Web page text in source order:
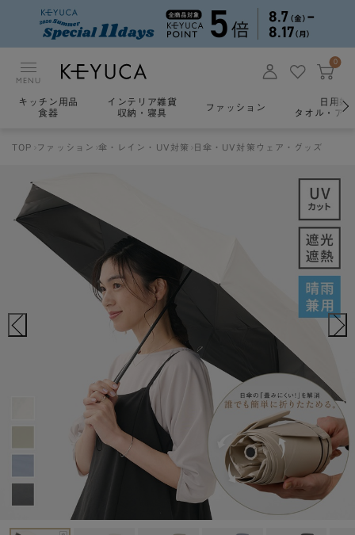
MENU
0
キッチン用品
食器
インテリア雑貨
収納・寝具
ファッション
日用雑
タオル・ア
TOP ファッション 傘・レイン・UV対策 日傘・UV対策ウェア・グッズ